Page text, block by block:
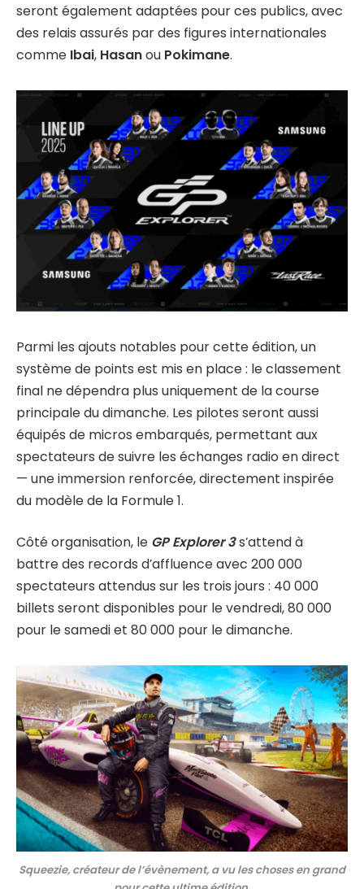
seront également adaptées pour ces publics, avec
des relais assurés par des figures internationales
comme Ibai, Hasanou Pokimane.
Parmi les ajouts notables pour cette édition, un
système de points est mis en place : le classement
final ne dépendra plus uniquement de la course
principale du dimanche. Les pilotes seront aussi
équipés de micros embarqués, permettant aux
spectateurs de suivre les échanges radio en direct
— une immersion renforcée, directement inspirée
du modèle de la Formule 1.
Côté organisation, le GP Explorer 3s’attend à
battre des records d’affluence avec 200 000
spectateurs attendus sur les trois jours : 40 000
billets seront disponibles pour le vendredi, 80 000
pour le samedi et 80 000 pour le dimanche.
Squeezie, créateur de l’évènement, a vu les choses en grand